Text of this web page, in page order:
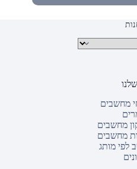
קטגוריות מוצרים
מחשבים
מחשבים
מחשבים
לפי מותג